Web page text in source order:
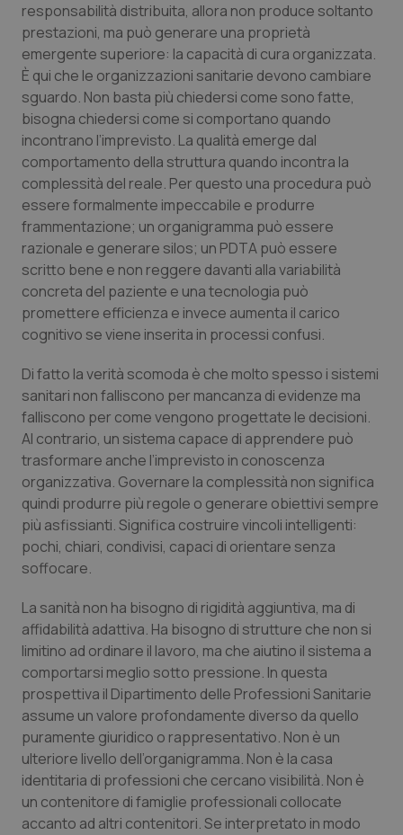
Molise
Piemonte
Provincia Autonoma di Bolzano
Provincia Autonoma di Trento
Puglia
Sardegna
Sicilia
Toscana
Umbria
Valle D’Aosta
Veneto
Epatiti
HIV
Infezioni & Febbre
Ipertensione & Scompenso
Malattie rare
Malattia di Crohn & Rettocolite Ulcerosa
Neuroscienze & patologie neurodegenerative
Obesità
Oftalmologia
Oncodermatologia
Oncoematologia
Oncologia & Nutrizione
Psoriasi & pelle
Quotidiano Cardiologia
Quotidiano Chirurgia
Quotidiano Oncologia
Quotidiano Pediatria
Rene & patologie urogenitali
responsabilità distribuita, allora non produce soltanto
prestazioni, ma può generare una proprietà
emergente superiore: la capacità di cura organizzata.
È qui che le organizzazioni sanitarie devono cambiare
sguardo. Non basta più chiedersi come sono fatte,
bisogna chiedersi come si comportano quando
incontrano l’imprevisto. La qualità emerge dal
comportamento della struttura quando incontra la
complessità del reale. Per questo una procedura può
essere formalmente impeccabile e produrre
frammentazione; un organigramma può essere
razionale e generare silos; un PDTA può essere
scritto bene e non reggere davanti alla variabilità
concreta del paziente e una tecnologia può
promettere efficienza e invece aumenta il carico
cognitivo se viene inserita in processi confusi.
Di fatto la verità scomoda è che molto spesso i sistemi
sanitari non falliscono per mancanza di evidenze ma
falliscono per come vengono progettate le decisioni.
Al contrario, un sistema capace di apprendere può
trasformare anche l’imprevisto in conoscenza
organizzativa. Governare la complessità non significa
quindi produrre più regole o generare obiettivi sempre
più asfissianti. Significa costruire vincoli intelligenti:
pochi, chiari, condivisi, capaci di orientare senza
soffocare.
La sanità non ha bisogno di rigidità aggiuntiva, ma di
affidabilità adattiva. Ha bisogno di strutture che non si
limitino ad ordinare il lavoro, ma che aiutino il sistema a
comportarsi meglio sotto pressione. In questa
prospettiva il Dipartimento delle Professioni Sanitarie
assume un valore profondamente diverso da quello
puramente giuridico o rappresentativo. Non è un
ulteriore livello dell’organigramma. Non è la casa
identitaria di professioni che cercano visibilità. Non è
un contenitore di famiglie professionali collocate
accanto ad altri contenitori. Se interpretato in modo